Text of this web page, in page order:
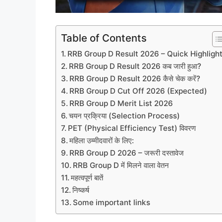
Table of Contents
RRB Group D Result 2026 – Quick
RRB Group D Result 2026 कब जारी हुआ?
RRB Group D Result 2026 कैसे चेक करें?
RRB Group D Cut Off 2026 (Expected)
RRB Group D Merit List 2026
चयन प्रक्रिया (Selection Process)
PET (Physical Efficiency Test) विवरण
महिला उम्मीदवारों के लिए:
RRB Group D 2026 – जरूरी दस्तावेज
RRB Group D में मिलने वाला वेतन
महत्वपूर्ण बातें
निष्कर्ष
Some important links